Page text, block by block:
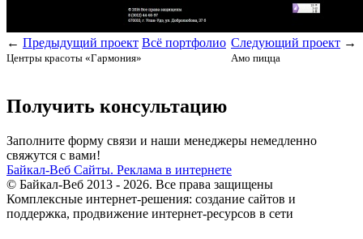
← Предыдущий проект
Центры красоты «Гармония»
Всё портфолио Следующий проект →
Амо пицца
Получить консультацию
Заполните форму связи и наши менеджеры немедленно
свяжутся с вами!
Байкал-Веб Сайты. Реклама в интернете
© Байкал-Веб 2013 - 2026. Все права защищены
Комплексные интернет-решения: создание сайтов и
поддержка, продвижение интернет-ресурсов в сети